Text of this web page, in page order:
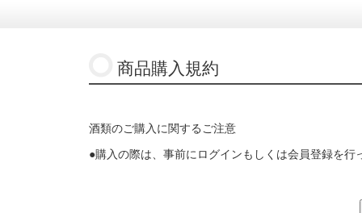
商品購入規約
酒類のご購入に関するご注意
●購入の際は、事前にログインもしくは会員登録を